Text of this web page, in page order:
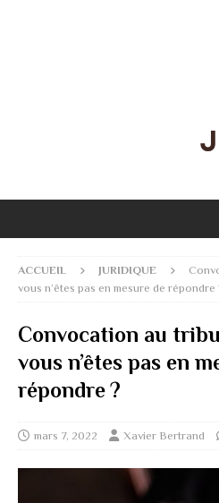
ACCUEIL JURIDIQUE
vous n’êtes pas en mesure de répondre
Convocation au
vous n’êtes pas en
répondre ?
mars 7, 2022 Xavier Bertrand